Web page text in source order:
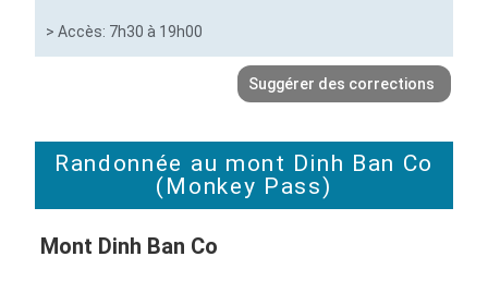
> Accès: 7h30 à 19h00
Suggérer des corrections
Randonnée au mont Dinh Ban Co
(Monkey Pass)
Mont Dinh Ban Co